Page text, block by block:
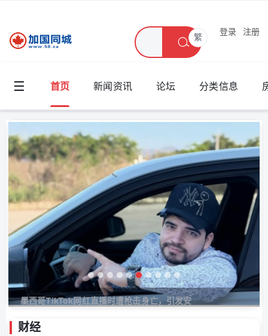
繁
登录 注册
☰ 首页 新闻资讯 论坛 分类信息
加拿大多伦多华人社区
墨西哥TikTok网红直播时遭枪击身亡，引发安
财经